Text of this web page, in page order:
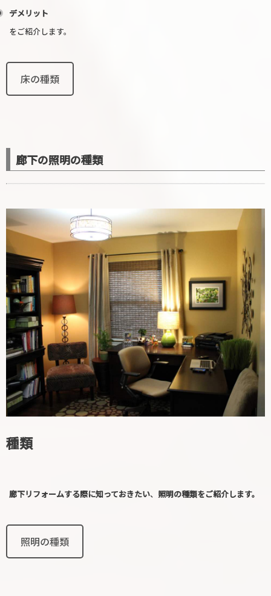
デメリット
をご紹介します。
床の種類
廊下の照明の種類
種類
廊下リフォームする際に知っておきたい、 照明の種類をご紹介します。
照明の種類